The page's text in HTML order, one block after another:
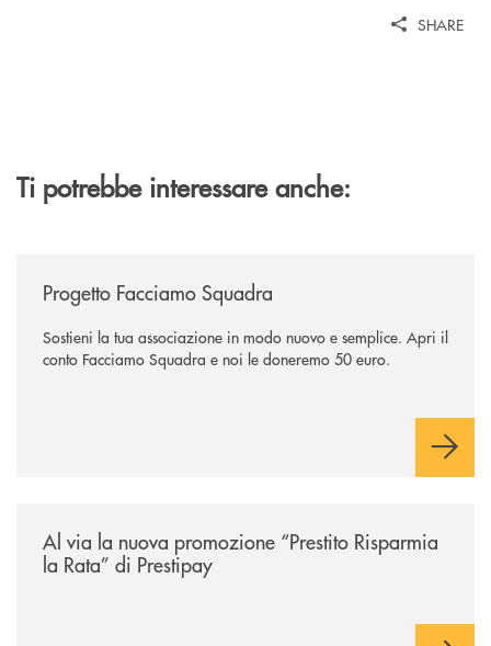
SHARE
Ti potrebbe interessare anche:
Progetto Facciamo Squadra
Sostieni la tua associazione in modo nuovo e semplice. Apri il
conto Facciamo Squadra e noi le doneremo 50 euro.
Al via la nuova promozione “Prestito Risparmia
la Rata” di Prestipay